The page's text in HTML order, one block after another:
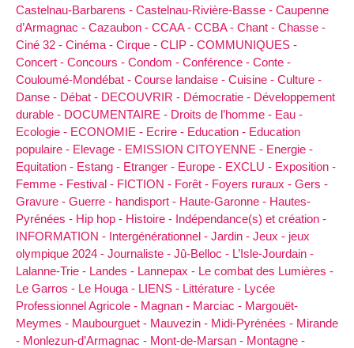
Castelnau-Barbarens - Castelnau-Rivière-Basse - Caupenne
d’Armagnac - Cazaubon - CCAA - CCBA - Chant - Chasse -
Ciné 32 - Cinéma - Cirque - CLIP - COMMUNIQUES -
Concert - Concours - Condom - Conférence - Conte -
Couloumé-Mondébat - Course landaise - Cuisine - Culture -
Danse - Débat - DECOUVRIR - Démocratie - Développement
durable - DOCUMENTAIRE - Droits de l’homme - Eau -
Ecologie - ECONOMIE - Ecrire - Education - Education
populaire - Elevage - EMISSION CITOYENNE - Energie -
Equitation - Estang - Etranger - Europe - EXCLU - Exposition -
Femme - Festival - FICTION - Forêt - Foyers ruraux - Gers -
Gravure - Guerre - handisport - Haute-Garonne - Hautes-
Pyrénées - Hip hop - Histoire - Indépendance(s) et création -
INFORMATION - Intergénérationnel - Jardin - Jeux - jeux
olympique 2024 - Journaliste - Jû-Belloc - L’Isle-Jourdain -
Lalanne-Trie - Landes - Lannepax - Le combat des Lumières -
Le Garros - Le Houga - LIENS - Littérature - Lycée
Professionnel Agricole - Magnan - Marciac - Margouët-
Meymes - Maubourguet - Mauvezin - Midi-Pyrénées - Mirande
- Monlezun-d’Armagnac - Mont-de-Marsan - Montagne -